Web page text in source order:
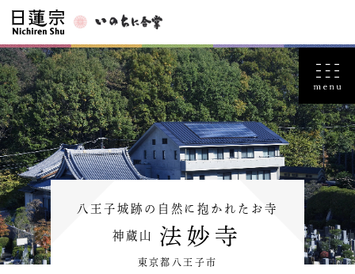
八王子城跡の自然に抱かれたお寺
神蔵山 法妙寺
東京都八王子市